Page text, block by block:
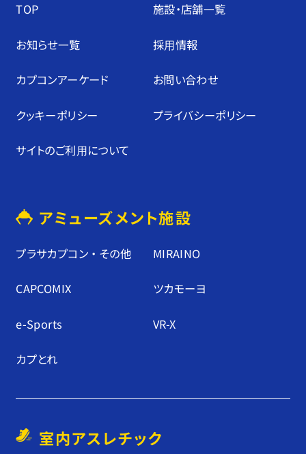
TOP 施設・店舗⼀覧
お知らせ⼀覧 採⽤情報
カプコンアーケード お問い合わせ
クッキーポリシー プライバシーポリシー
サイトのご利⽤について
アミューズメント施設
プラサカプコン ・ その他 MIRAINO
CAPCOMIX ツカモーヨ
e-Sports VR-X
カプとれ
室内アスレチック